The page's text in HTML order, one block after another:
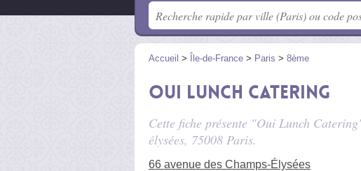
Accueil > Île-de-France > Paris > 8ème
Oui Lunch Catering
Cette fiche présente "Oui Lunch
élysées, 75008 Paris.
66 avenue des Champs-Élysées